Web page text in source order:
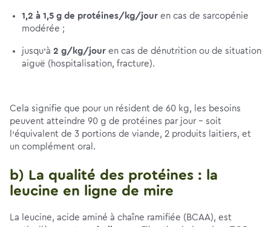
1,2 à 1,5 g de protéines/kg/jour en cas de sarcopénie
modérée ;
jusqu’à 2 g/kg/jour en cas de dénutrition ou de situation
aiguë (hospitalisation, fracture).
Cela signifie que pour un résident de 60 kg, les besoins
peuvent atteindre 90 g de protéines par jour – soit
l’équivalent de 3 portions de viande, 2 produits laitiers, et
un complément oral.
b) La qualité des protéines : la
leucine en ligne de mire
La leucine, acide aminé à chaîne ramifiée (BCAA), est